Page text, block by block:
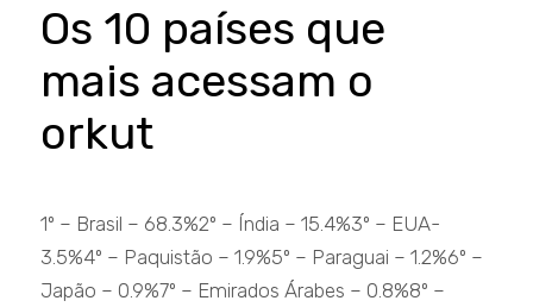
Os 10 países que
mais acessam o
orkut
1º – Brasil – 68.3%2º – Índia – 15.4%3º – EUA-
3.5%4º – Paquistão – 1.9%5º – Paraguai – 1.2%6º –
Japão – 0.9%7º – Emirados Árabes – 0.8%8º –